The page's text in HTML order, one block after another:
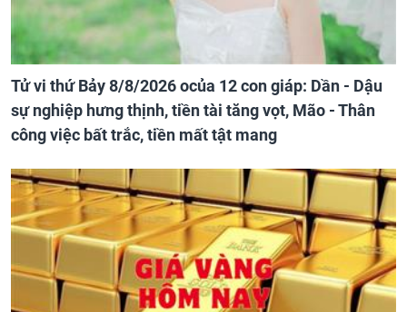
Tử vi thứ Bảy 8/8/2026 ocủa 12 con giáp: Dần - Dậu
sự nghiệp hưng thịnh, tiền tài tăng vọt, Mão - Thân
công việc bất trắc, tiền mất tật mang